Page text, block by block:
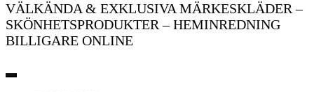
VÄLKÄNDA & EXKLUSIVA MÄRKESKLÄDER –
SKÖNHETSPRODUKTER – HEMINREDNING
BILLIGARE ONLINE